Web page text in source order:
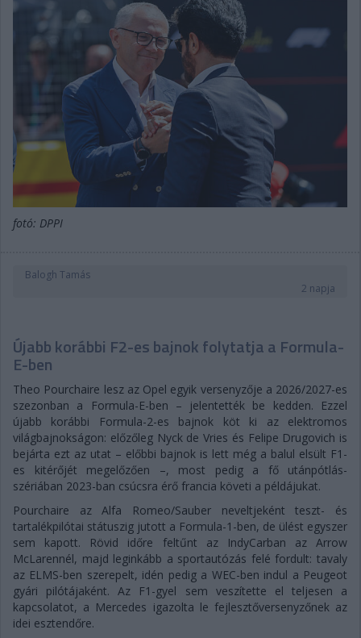
fotó: DPPI
Balogh Tamás
2 napja
Újabb korábbi F2-es bajnok folytatja a Formula-
E-ben
Theo Pourchaire lesz az Opel egyik versenyzője a 2026/2027-es
szezonban a Formula-E-ben – jelentették be kedden. Ezzel
újabb korábbi Formula-2-es bajnok köt ki az elektromos
világbajnokságon: előzőleg Nyck de Vries és Felipe Drugovich is
bejárta ezt az utat – előbbi bajnok is lett még a balul elsült F1-
es kitérőjét megelőzően –, most pedig a fő utánpótlás-
szériában 2023-ban csúcsra érő francia követi a példájukat.
Pourchaire az Alfa Romeo/Sauber neveltjeként teszt- és
tartalékpilótai státuszig jutott a Formula-1-ben, de ülést egyszer
sem kapott. Rövid időre feltűnt az IndyCarban az Arrow
McLarennél, majd leginkább a sportautózás felé fordult: tavaly
az ELMS-ben szerepelt, idén pedig a WEC-ben indul a Peugeot
gyári pilótájaként. Az F1-gyel sem veszítette el teljesen a
kapcsolatot, a Mercedes igazolta le fejlesztőversenyzőnek az
idei esztendőre.